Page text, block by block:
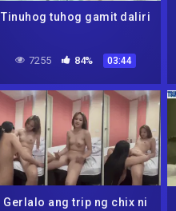
Tinuhog tuhog gamit daliri
7255 84% 03:44
Gerlalo ang trip ng chix ni